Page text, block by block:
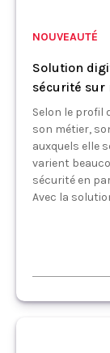
NOUVEAUTÉ
Solution
sécurité sur
Selon le profil
son métier,
auxquels elle
varient
sécurité en
Avec la